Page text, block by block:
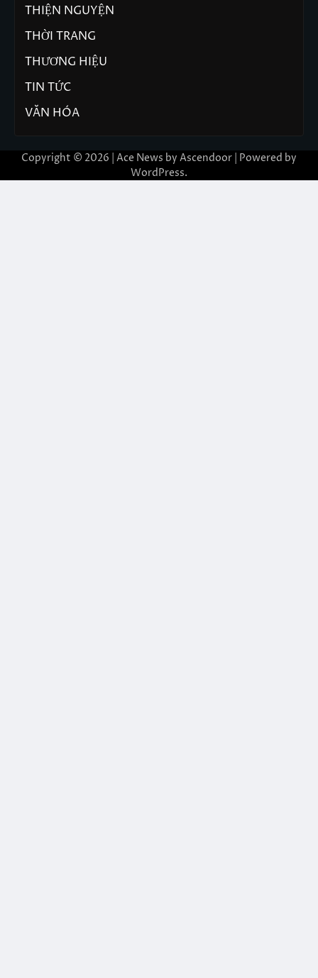
THIỆN NGUYỆN
THỜI TRANG
THƯƠNG HIỆU
TIN TỨC
VĂN HÓA
Copyright © 2026 | Ace News by Ascendoor | Powered by
WordPress.